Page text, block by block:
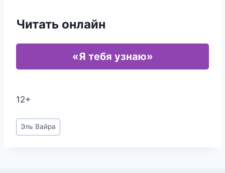
Читать онлайн
«Я тебя узнаю»
12+
Метки
записи:
Эль Вайра